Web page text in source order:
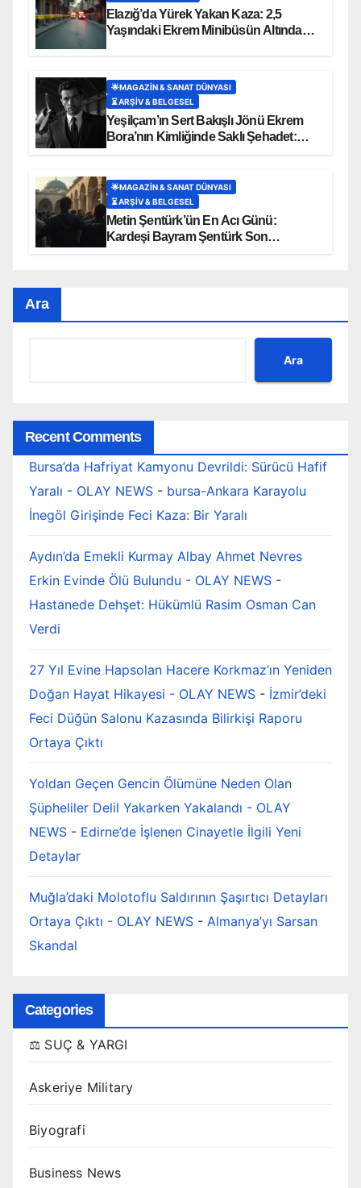
Elazığ’da Yürek Yakan Kaza: 2,5
Yaşındaki Ekrem Minibüsün Altında
🌟MAGAZIN & SANAT DÜNYASI
⏳ ARŞİV & BELGESEL
Yeşilçam’ın Sert Bakışlı Jönü Ekrem
Bora’nın Kimliğinde Saklı Şehadet:
🌟MAGAZIN & SANAT DÜNYASI
⏳ ARŞİV & BELGESEL
Metin Şentürk’ün En Acı Günü:
Kardeşi Bayram Şentürk Son
Ara
Ara
Recent Comments
Bursa’da Hafriyat Kamyonu Devrildi: Sürücü Hafif
Yaralı - OLAY NEWS - bursa-Ankara Karayolu
İnegöl Girişinde Feci Kaza: Bir Yaralı
Aydın’da Emekli Kurmay Albay Ahmet Nevres
Erkin Evinde Ölü Bulundu - OLAY NEWS -
Hastanede Dehşet: Hükümlü Rasim Osman Can
Verdi
27 Yıl Evine Hapsolan Hacere Korkmaz’ın Yeniden
Doğan Hayat Hikayesi - OLAY NEWS - İzmir’deki
Feci Düğün Salonu Kazasında Bilirkişi Raporu
Ortaya Çıktı
Yoldan Geçen Gencin Ölümüne Neden Olan
Şüpheliler Delil Yakarken Yakalandı - OLAY
NEWS - Edirne’de İşlenen Cinayetle İlgili Yeni
Detaylar
Muğla’daki Molotoflu Saldırının Şaşırtıcı Detayları
Ortaya Çıktı - OLAY NEWS - Almanya’yı Sarsan
Skandal
Categories
⚖️ SUÇ & YARGI
Askeriye Military
Biyografi
Business News